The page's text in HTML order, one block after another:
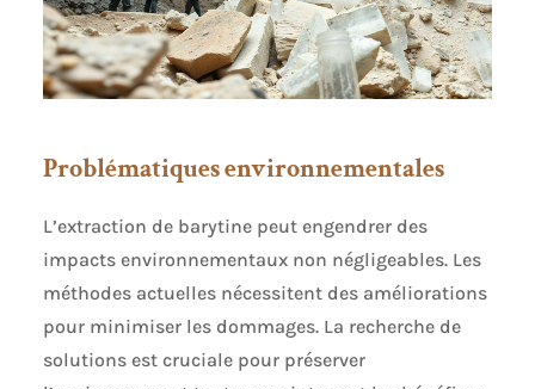
Problématiques environnementales
L’extraction de barytine peut engendrer des
impacts environnementaux non négligeables. Les
méthodes actuelles nécessitent des améliorations
pour minimiser les dommages. La recherche de
solutions est cruciale pour préserver